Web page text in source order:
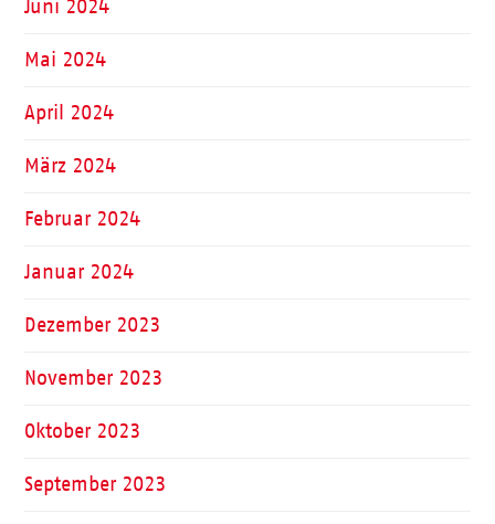
Juni 2024
Mai 2024
April 2024
März 2024
Februar 2024
Januar 2024
Dezember 2023
November 2023
Oktober 2023
September 2023